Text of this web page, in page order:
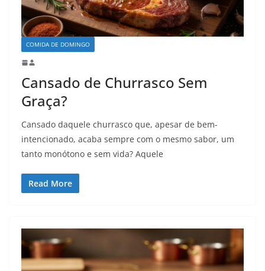
COMIDA DE DOMINGO
Cansado de Churrasco Sem
Graça?
Cansado daquele churrasco que, apesar de bem-
intencionado, acaba sempre com o mesmo sabor, um
tanto monótono e sem vida? Aquele
Read More